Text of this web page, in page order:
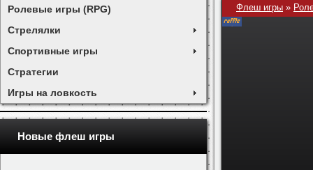
Ролевые игры (RPG)
Стрелялки
Спортивные игры
Стратегии
Игры на ловкость
Новые флеш игры
Флеш игры »